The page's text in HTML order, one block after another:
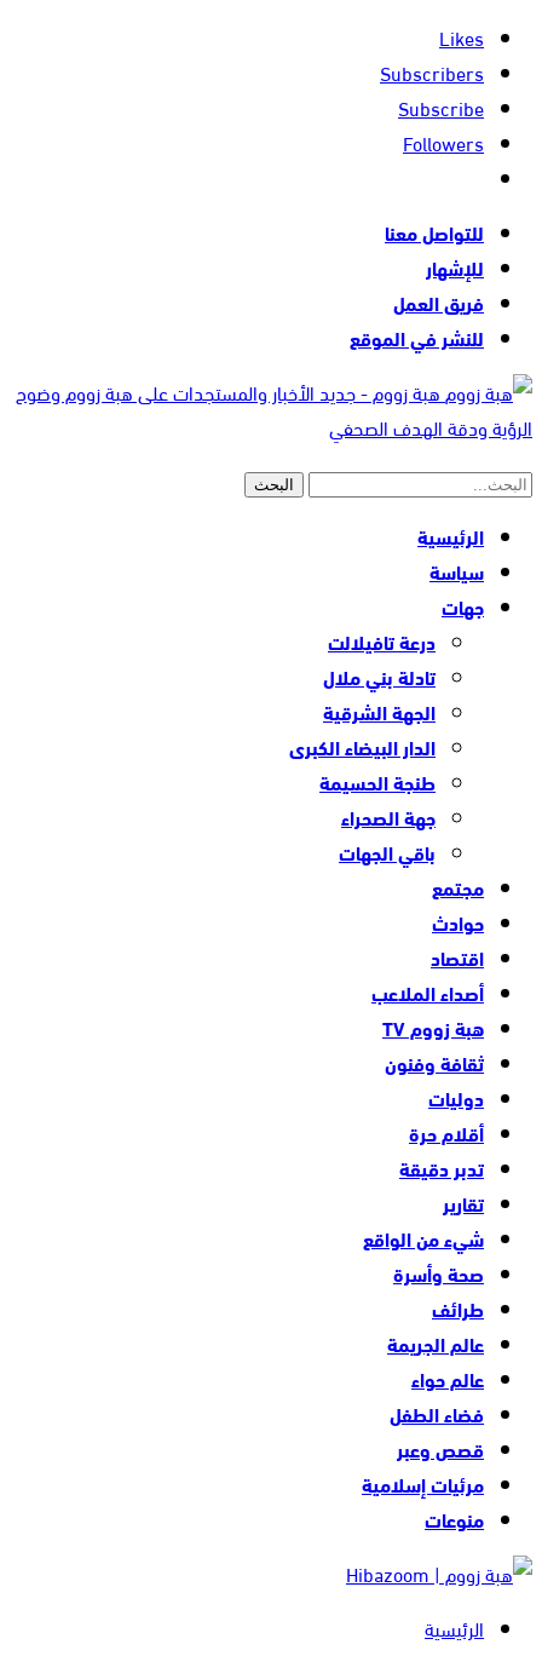
Likes
Subscribers
Subscribe
Followers
للتواصل معنا
للإشهار
فريق العمل
للنشر في الموقع
هبة زووم - جديد الأخبار والمستجدات على هبة زووم وضوح
الرؤية ودقة الهدف الصحفي
الرئيسية
سياسة
جهات
درعة تافيلالت
تادلة بني ملال
الجهة الشرقية
الدار البيضاء الكبرى
طنجة الحسيمة
جهة الصحراء
باقي الجهات
مجتمع
حوادث
اقتصاد
أصداء الملاعب
هبة زووم TV
ثقافة وفنون
دوليات
أقلام حرة
تدبر دقيقة
تقارير
شيء من الواقع
صحة وأسرة
طرائف
عالم الجريمة
عالم حواء
فضاء الطفل
قصص وعبر
مرئيات إسلامية
منوعات
الرئيسية